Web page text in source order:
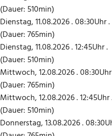
(Dauer: 510min)
Dienstag, 11.08.2026 . 08:30Uhr .
(Dauer: 765min)
Dienstag, 11.08.2026 . 12:45Uhr .
(Dauer: 510min)
Mittwoch, 12.08.2026 .
(Dauer: 765min)
Mittwoch, 12.08.2026 . 12:45Uhr
(Dauer: 510min)
Donnerstag, 13.08.2026 .